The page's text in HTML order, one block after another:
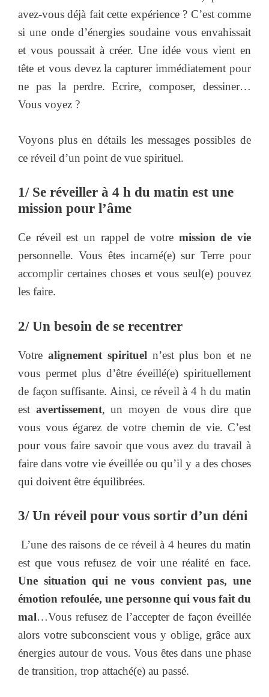
avez-vous déjà fait cette expérience ? C’est comme
si une onde d’énergies soudaine vous envahissait
et vous poussait à créer. Une idée vous vient en
tête et vous devez la capturer immédiatement pour
ne pas la perdre. Ecrire, composer, dessiner…
Vous voyez ?
Voyons plus en détails les messages possibles de
ce réveil d’un point de vue spirituel.
1/ Se réveiller à 4 h du matin est une
mission pour l’âme
Ce réveil est un rappel de votre mission de vie
personnelle. Vous êtes incarné(e) sur Terre pour
accomplir certaines choses et vous seul(e) pouvez
les faire.
2/ Un besoin de se recentrer
Votre alignement spirituel n’est plus bon et ne
vous permet plus d’être éveillé(e) spirituellement
de façon suffisante. Ainsi, ce réveil à 4 h du matin
est avertissement, un moyen de vous dire que
vous vous égarez de votre chemin de vie. C’est
pour vous faire savoir que vous avez du travail à
faire dans votre vie éveillée ou qu’il y a des choses
qui doivent être équilibrées.
3/ Un réveil pour vous sortir d’un déni
L’une des raisons de ce réveil à 4 heures du matin
est que vous refusez de voir une réalité en face.
Une situation qui ne vous convient pas, une
émotion refoulée, une personne qui vous fait du
mal…Vous refusez de l’accepter de façon éveillée
alors votre subconscient vous y oblige, grâce aux
énergies autour de vous. Vous êtes dans une phase
de transition, trop attaché(e) au passé.